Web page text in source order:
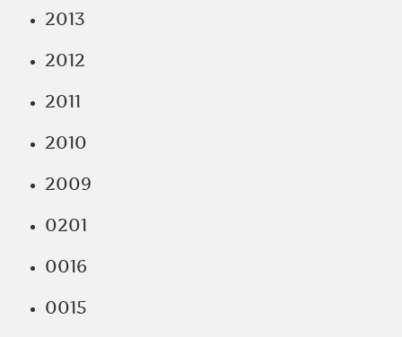
2013
2012
2011
2010
2009
0201
0016
0015